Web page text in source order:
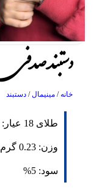
دستبند صدفی
خانه/ مینیمال/ دستبند
طلای 18 عیار:
وزن: 0.23 گرم
سود: 5%